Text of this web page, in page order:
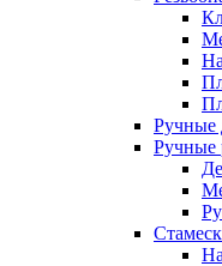
Ручные
Ручные